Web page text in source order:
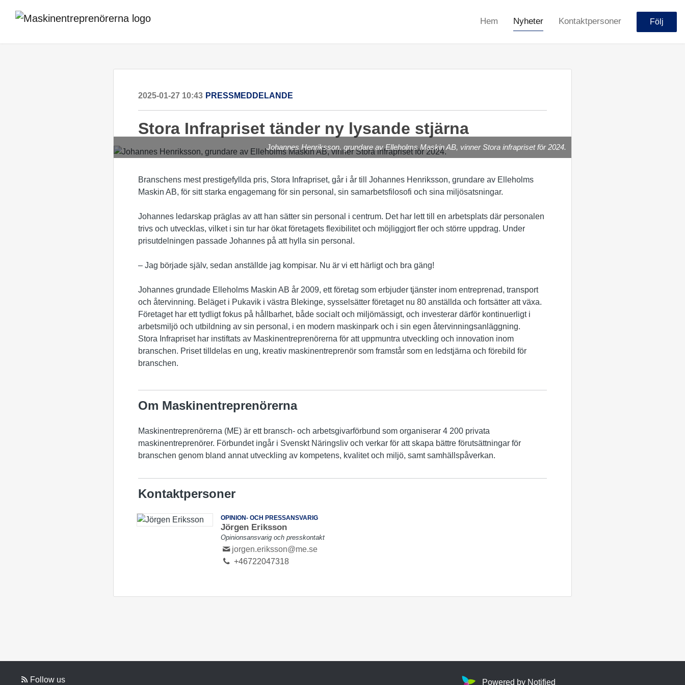
Hem Nyheter Kontaktpersoner Följ
2025-01-27 10:43 PRESSMEDDELANDE
Stora Infrapriset tänder ny lysande stjärna
Johannes Henriksson, grundare av Elleholms Maskin AB, vinner Stora infrapriset för 2024.
Branschens mest prestigefyllda pris, Stora Infrapriset, går i år till Johannes Henriksson, grundare av Elleholms
Maskin AB, för sitt starka engagemang för sin personal, sin samarbetsfilosofi och sina miljösatsningar.
Johannes ledarskap präglas av att han sätter sin personal i centrum. Det har lett till en arbetsplats där personalen
trivs och utvecklas, vilket i sin tur har ökat företagets flexibilitet och möjliggjort fler och större uppdrag. Under
prisutdelningen passade Johannes på att hylla sin personal.
– Jag började själv, sedan anställde jag kompisar. Nu är vi ett härligt och bra gäng!
Johannes grundade Elleholms Maskin AB år 2009, ett företag som erbjuder tjänster inom entreprenad, transport
och återvinning. Beläget i Pukavik i västra Blekinge, sysselsätter företaget nu 80 anställda och fortsätter att växa.
Företaget har ett tydligt fokus på hållbarhet, både socialt och miljömässigt, och investerar därför kontinuerligt i
arbetsmiljö och utbildning av sin personal, i en modern maskinpark och i sin egen återvinningsanläggning.
Stora Infrapriset har instiftats av Maskinentreprenörerna för att uppmuntra utveckling och innovation inom
branschen. Priset tilldelas en ung, kreativ maskinentreprenör som framstår som en ledstjärna och förebild för
branschen.
Om Maskinentreprenörerna
Maskinentreprenörerna (ME) är ett bransch- och arbetsgivarförbund som organiserar 4 200 privata
maskinentreprenörer. Förbundet ingår i Svenskt Näringsliv och verkar för att skapa bättre förutsättningar för
branschen genom bland annat utveckling av kompetens, kvalitet och miljö, samt samhällspåverkan.
Kontaktpersoner
OPINION- OCH PRESSANSVARIG
Jörgen Eriksson
Opinionsansvarig och presskontakt
jorgen.eriksson@me.se
+46722047318
Follow us Powered by Notified